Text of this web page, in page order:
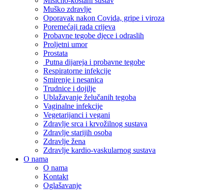
Muško zdravlje
Oporavak nakon Covida, gripe i viroza
Poremećaji rada crijeva
Probavne tegobe djece i odraslih
Proljetni umor
Prostata
Putna dijareja i probavne tegobe
Respiratorne infekcije
Smirenje i nesanica
Trudnice i dojilje
Ublažavanje želučanih tegoba
Vaginalne infekcije
Vegetarijanci i vegani
Zdravlje srca i krvožilnog sustava
Zdravlje starijih osoba
Zdravlje žena
Zdravlje kardio-vaskularnog sustava
O nama
O nama
Kontakt
Oglašavanje